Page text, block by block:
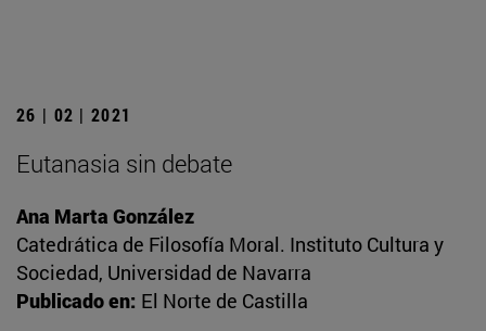
26 | 02 | 2021
Eutanasia sin debate
Ana Marta González
Catedrática de Filosofía Moral. Instituto Cultura y
Sociedad, Universidad de Navarra
Publicado en: El Norte de Castilla